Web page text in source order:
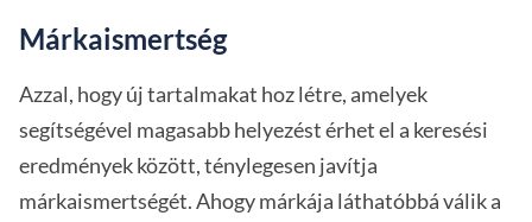
Márkaismertség
Azzal, hogy új tartalmakat hoz létre, amelyek
segítségével magasabb helyezést érhet el a keresési
eredmények között, ténylegesen javítja
márkaismertségét. Ahogy márkája láthatóbbá válik a